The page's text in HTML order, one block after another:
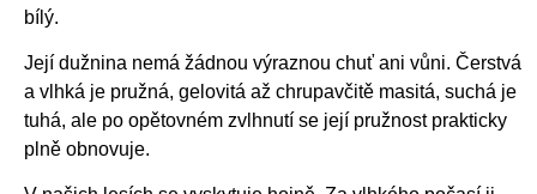
bílý.
Její dužnina nemá žádnou výraznou chuť ani vůni. Čerstvá
a vlhká je pružná, gelovitá až chrupavčitě masitá, suchá je
tuhá, ale po opětovném zvlhnutí se její pružnost prakticky
plně obnovuje.